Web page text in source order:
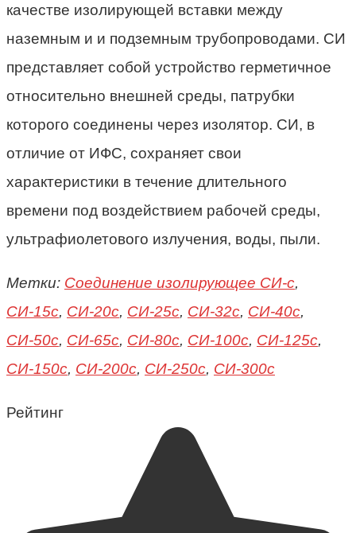
качестве изолирующей вставки между
наземным и и подземным трубопроводами. СИ
представляет собой устройство герметичное
относительно внешней среды, патрубки
которого соединены через изолятор. СИ, в
отличие от ИФС, сохраняет свои
характеристики в течение длительного
времени под воздействием рабочей среды,
ультрафиолетового излучения, воды, пыли.
Метки: Соединение изолирующее СИ-с,
СИ-15с, СИ-20с, СИ-25с, СИ-32с, СИ-40с,
СИ-50с, СИ-65с, СИ-80с, СИ-100с, СИ-125с,
СИ-150с, СИ-200с, СИ-250с, СИ-300с
Рейтинг